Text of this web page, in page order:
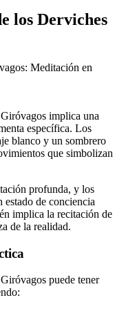
los Derviches
implica una
específica. Los
blanco y un sombrero
que simbolizan
profunda, y los
estado de conciencia
implica la recitación de
de la realidad.
puede tener